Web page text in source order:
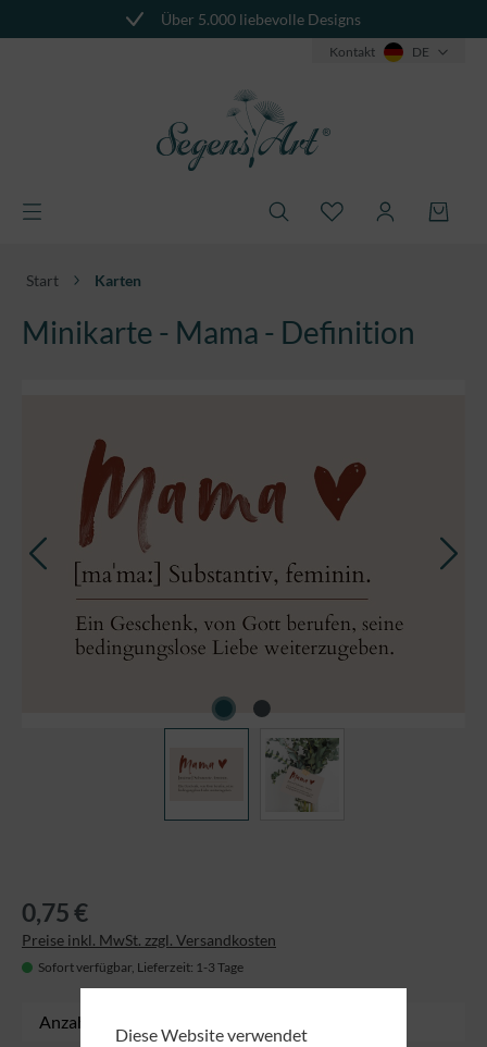
Über 5.000 liebevolle Designs
Kontakt DE
Start Karten
Minikarte - Mama - Definition
0,75 €
Preise inkl. MwSt. zzgl. Versandkosten
Sofort verfügbar, Lieferzeit: 1-3 Tage
Anzahl
Diese Website verwendet